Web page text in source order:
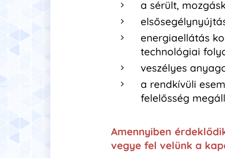
a sérült,
energiaellátás
technológiai
veszélyes
a rendkívüli
felelősség
Amennyiben
vegye fel velünk a